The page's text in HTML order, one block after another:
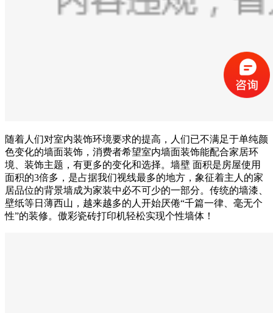
随着人们对室内装饰环境要求的提高，人们已不满足于单纯颜
色变化的墙面装饰，消费者希望室内墙面装饰能配合家居环
境、装饰主题，有更多的变化和选择。墙壁 面积是房屋使用
面积的3倍多，是占据我们视线最多的地方，象征着主人的家
居品位的背景墙成为家装中必不可少的一部分。传统的墙漆、
壁纸等日薄西山，越来越多的人开始厌倦“千篇一律、毫无个
性”的装修。傲彩瓷砖打印机轻松实现个性墙体！